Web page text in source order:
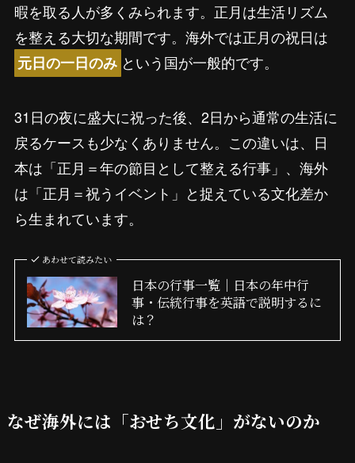
暇を取る人が多くみられます。正月は生活リズム
を整える大切な期間です。海外では正月の祝日は
元日の一日のみ という国が一般的です。
31日の夜に盛大に祝った後、2日から通常の生活に
戻るケースも少なくありません。この違いは、日
本は「正月＝年の節目として整える行事」、海外
は「正月＝祝うイベント」と捉えている文化差か
ら生まれています。
あわせて読みたい
日本の行事一覧｜日本の年中行
事・伝統行事を英語で説明するに
は？
なぜ海外には「おせち文化」がないのか